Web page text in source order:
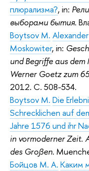
плюрализма?, in:
выборами бытия.
Boytsov M.
Moskowiter, in:
und Begriffe aus
Werner Goetz zum
2012. С. 508-534.
Boytsov M. Die
Schrecklichen auf
Jahre 1576 und ihr
in vormoderner Zeit.
des Großen.
Бойцов М. А. Каким